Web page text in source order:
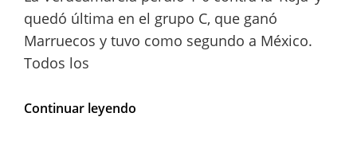
quedó última en el grupo C, que ganó
Marruecos y tuvo como segundo a México.
Todos los
Continuar leyendo